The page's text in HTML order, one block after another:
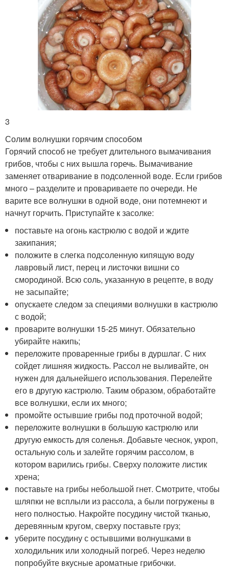
3
Солим волнушки горячим способом
Горячий способ не требует длительного вымачивания
грибов, чтобы с них вышла горечь. Вымачивание
заменяет отваривание в подсоленной воде. Если грибов
много – разделите и провариваете по очереди. Не
варите все волнушки в одной воде, они потемнеют и
начнут горчить. Приступайте к засолке:
поставьте на огонь кастрюлю с водой и ждите
закипания;
положите в слегка подсоленную кипящую воду
лавровый лист, перец и листочки вишни со
смородиной. Всю соль, указанную в рецепте, в воду
не засыпайте;
опускаете следом за специями волнушки в кастрюлю
с водой;
проварите волнушки 15-25 минут. Обязательно
убирайте накипь;
переложите проваренные грибы в дуршлаг. С них
сойдет лишняя жидкость. Рассол не выливайте, он
нужен для дальнейшего использования. Перелейте
его в другую кастрюлю. Таким образом, обработайте
все волнушки, если их много;
промойте остывшие грибы под проточной водой;
переложите волнушки в большую кастрюлю или
другую емкость для соленья. Добавьте чеснок, укроп,
остальную соль и залейте горячим рассолом, в
котором варились грибы. Сверху положите листик
хрена;
поставьте на грибы небольшой гнет. Смотрите, чтобы
шляпки не всплыли из рассола, а были погружены в
него полностью. Накройте посудину чистой тканью,
деревянным кругом, сверху поставьте груз;
уберите посудину с остывшими волнушками в
холодильник или холодный погреб. Через неделю
попробуйте вкусные ароматные грибочки.